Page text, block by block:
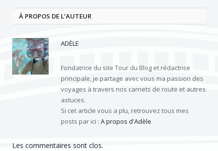
À PROPOS DE L’AUTEUR
ADÈLE
Fondatrice du site Tour du Blog et rédactrice
principale, je partage avec vous ma passion des
voyages à travers nos carnets de route et autres
astuces.
Si cet article vous a plu, retrouvez tous mes
posts par ici : A propos d'Adèle
Les commentaires sont clos.